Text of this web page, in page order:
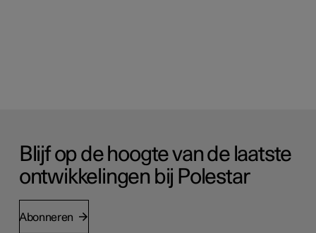
Blijf op de hoogte van de laatste
ontwikkelingen bij Polestar
Abonneren